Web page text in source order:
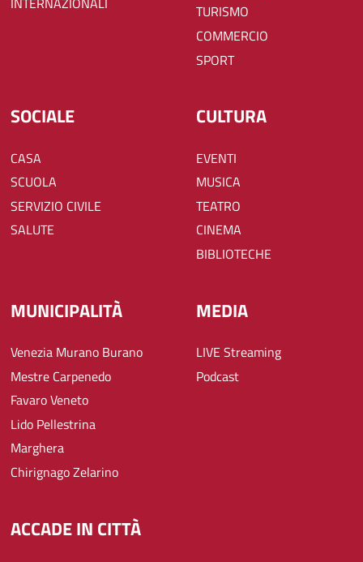
TURISMO
COMMERCIO
SPORT
SOCIALE
CASA
SCUOLA
SERVIZIO CIVILE
SALUTE
CULTURA
EVENTI
MUSICA
TEATRO
CINEMA
BIBLIOTECHE
MUNICIPALITÀ
Venezia Murano Burano
Mestre Carpenedo
Favaro Veneto
Lido Pellestrina
Marghera
Chirignago Zelarino
MEDIA
LIVE Streaming
Podcast
ACCADE IN CITTÀ